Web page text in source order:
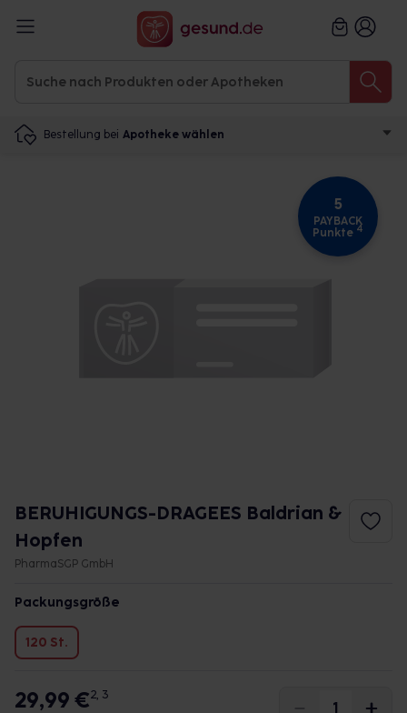
Bestellung bei Apotheke wählen
5
PAYBACK
Punkte 4
BERUHIGUNGS-DRAGEES Baldrian &
Hopfen
PharmaSGP GmbH
Packungsgröße
120 St.
29,99 €2, 3